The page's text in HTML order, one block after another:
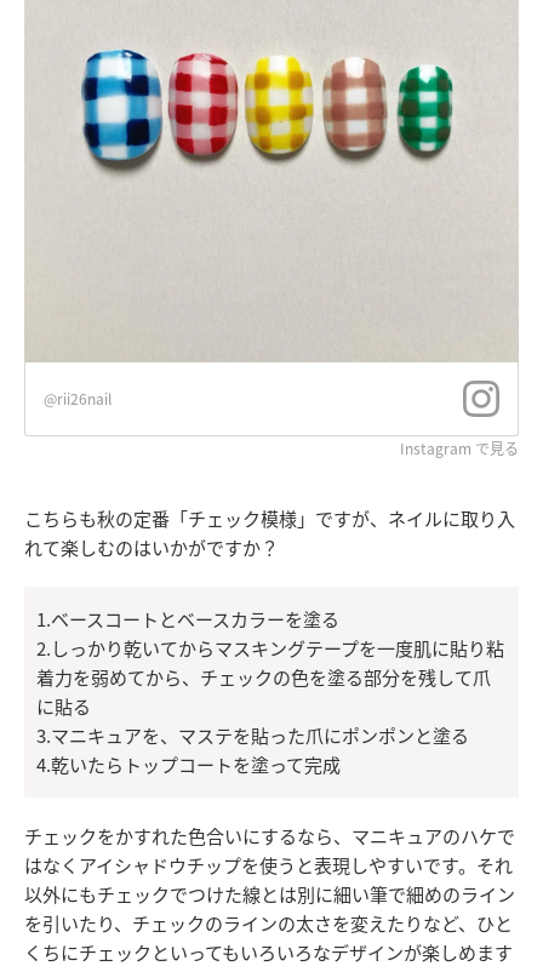
@rii26nail
Instagram で見る
こちらも秋の定番「チェック模様」ですが、ネイルに取り入
れて楽しむのはいかがですか？
1.ベースコートとベースカラーを塗る
2.しっかり乾いてからマスキングテープを一度肌に貼り粘
着力を弱めてから、チェックの色を塗る部分を残して爪
に貼る
3.マニキュアを、マステを貼った爪にポンポンと塗る
4.乾いたらトップコートを塗って完成
チェックをかすれた色合いにするなら、マニキュアのハケで
はなくアイシャドウチップを使うと表現しやすいです。それ
以外にもチェックでつけた線とは別に細い筆で細めのライン
を引いたり、チェックのラインの太さを変えたりなど、ひと
くちにチェックといってもいろいろなデザインが楽しめます